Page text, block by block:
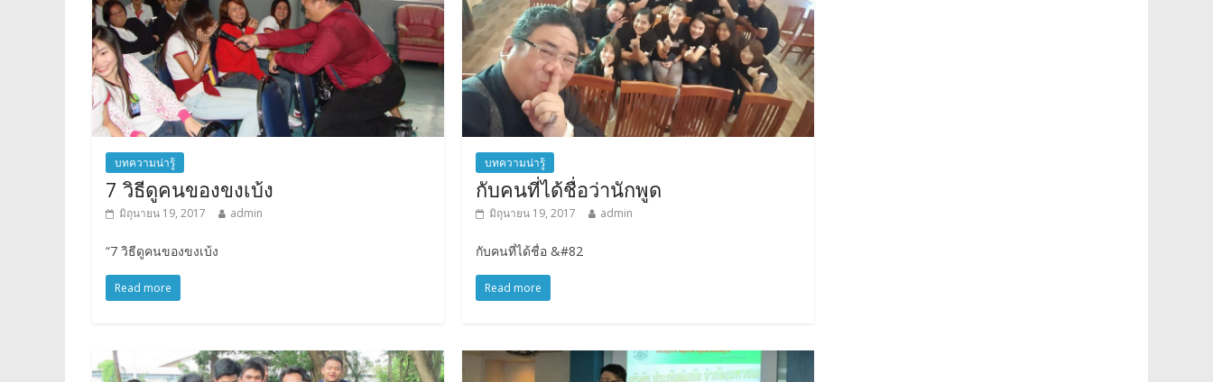
บทความน่ารู้
7 วิธีดูคนของขงเบ้ง
มิถุนายน 19, 2017 admin
“7 วิธีดูคนของขงเบ้ง
Read more
บทความน่ารู้
กับคนที่ได้ชื่อว่านักพูด
มิถุนายน 19, 2017 admin
กับคนที่ได้ชื่อ &#82
Read more